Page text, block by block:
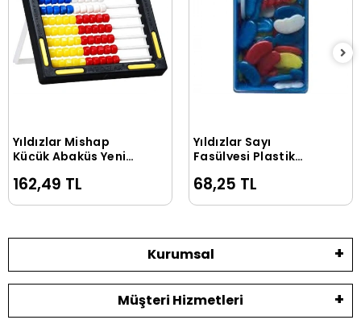
Sepete Ekle
Yıldızlar Mishap
Küçük Abaküs Yeni
162,49 TL
Sepete Ekle
Yıldızlar Sayı
Fasülyesi Plastik
68,25 TL
Kurumsal
Müşteri Hizmetleri